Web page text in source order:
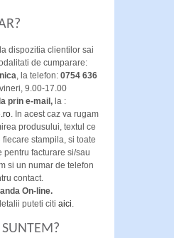
dispozitia clientilor sai
de cumparare:
, la telefon: 0754 636
9.00-17.00
prin e-mail, la :
. In acest caz va rugam
produsului, textul ce
stampila, si toate
pentru facturare si/sau
si un numar de telefon
contact.
On-line.
puteti citi aici.